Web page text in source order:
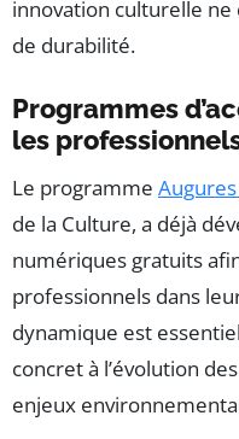
innovation culturelle
de durabilité.
Programmes
les
Le programme
de la Culture, a déjà
numériques gratuits
professionnels dans
dynamique est
concret à l’évolution
enjeux